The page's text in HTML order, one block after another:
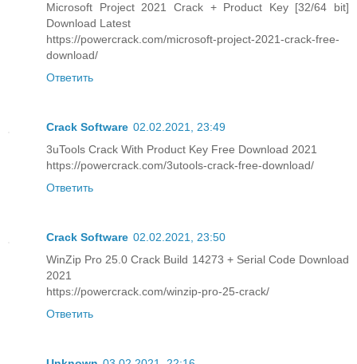
Microsoft Project 2021 Crack + Product Key [32/64 bit]
Download Latest
https://powercrack.com/microsoft-project-2021-crack-free-
download/
Ответить
Crack Software 02.02.2021, 23:49
3uTools Crack With Product Key Free Download 2021
https://powercrack.com/3utools-crack-free-download/
Ответить
Crack Software 02.02.2021, 23:50
WinZip Pro 25.0 Crack Build 14273 + Serial Code Download
2021
https://powercrack.com/winzip-pro-25-crack/
Ответить